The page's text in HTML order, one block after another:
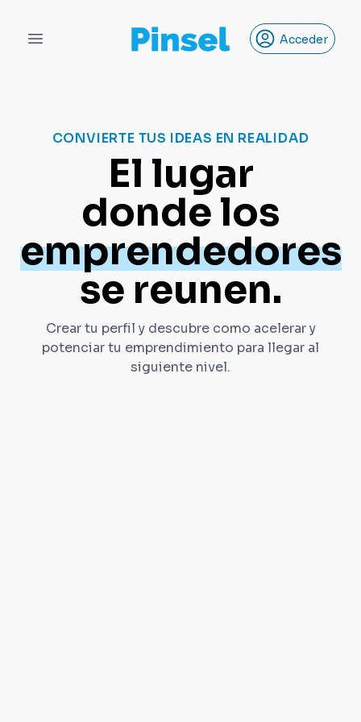
Open main menu Acceder
CONVIERTE TUS IDEAS EN REALIDAD
El lugar
donde los
emprendedores
se reunen.
Crear tu perfil y descubre como acelerar y
potenciar tu emprendimiento para llegar al
siguiente nivel.